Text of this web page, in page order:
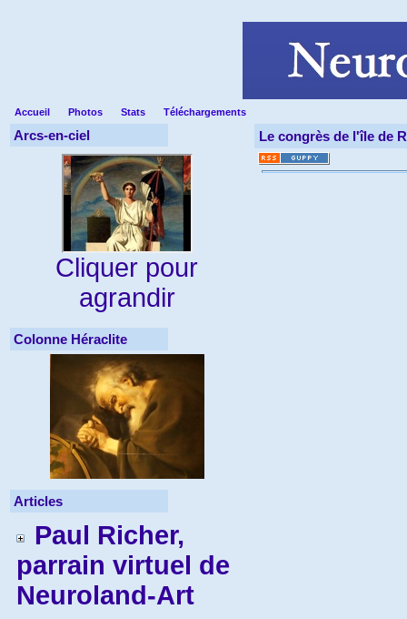
Accueil Photos Stats Téléchargements
Arcs-en-ciel
Cliquer pour
agrandir
Colonne Héraclite
Articles
Paul Richer,
parrain virtuel de
Neuroland-Art
Le congrès de l'île de